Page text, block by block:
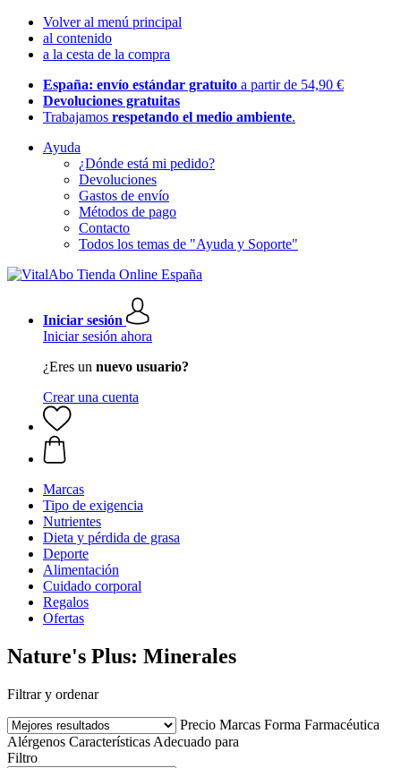
Volver al menú principal
al contenido
a la cesta de la compra
España: envío estándar gratuito a partir de 54,90 €
Devoluciones gratuitas
Trabajamos respetando el medio ambiente.
Ayuda
¿Dónde está mi pedido?
Devoluciones
Gastos de envío
Métodos de pago
Contacto
Todos los temas de "Ayuda y Soporte"
Iniciar sesión
Iniciar sesión ahora
¿Eres un nuevo usuario?
Crear una cuenta
Marcas
Tipo de exigencia
Nutrientes
Dieta y pérdida de grasa
Deporte
Alimentación
Cuidado corporal
Regalos
Ofertas
Nature's Plus: Minerales
Filtrar y ordenar
Precio Marcas Forma Farmacéutica
Alérgenos Características Adecuado para
Filtro